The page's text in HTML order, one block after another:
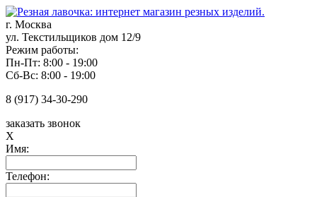
г. Москва
ул. Текстильщиков дом 12/9
Режим работы:
Пн-Пт: 8:00 - 19:00
Сб-Вс: 8:00 - 19:00
8 (917) 34-30-290
заказать звонок
X
Имя:
Телефон: